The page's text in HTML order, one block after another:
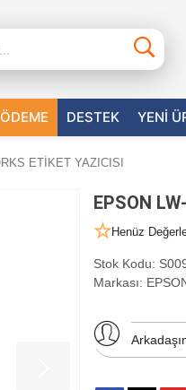
DESTEK YENİ
ETİKET YAZICISI
EPSON
Henüz
Stok Kodu:
Markası: